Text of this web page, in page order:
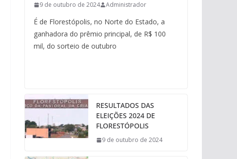
9 de outubro de 2024 Administrador
É de Florestópolis, no Norte do Estado, a
ganhadora do prêmio principal, de R$ 100
mil, do sorteio de outubro
RESULTADOS DAS
ELEIÇÕES 2024 DE
FLORESTÓPOLIS
9 de outubro de 2024